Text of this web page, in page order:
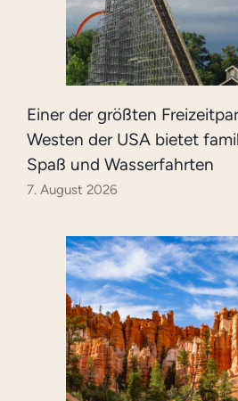
Einer der größten
Westen der USA bietet
Spaß und Wasserfahrten
7. August 2026